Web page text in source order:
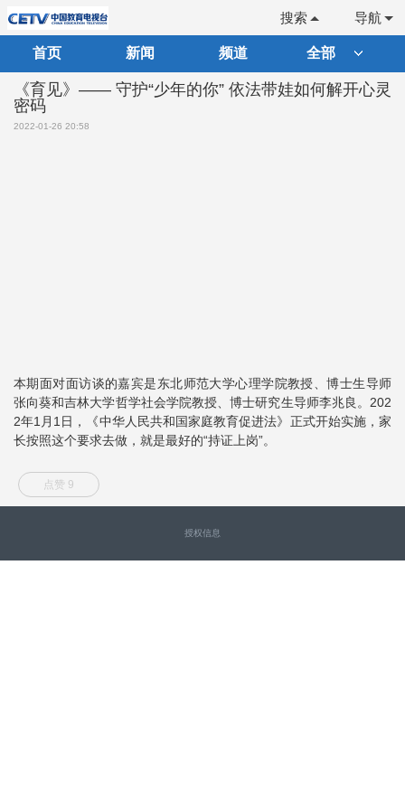
导航
搜索
首页 新闻 频道 全部
《育见》—— 守护“少年的你” 依法带娃如何解开心灵
密码
2022-01-26 20:58
本期面对面访谈的嘉宾是东北师范大学心理学院教授、博士生导师
张向葵和吉林大学哲学社会学院教授、博士研究生导师李兆良。202
2年1月1日，《中华人民共和国家庭教育促进法》正式开始实施，家
长按照这个要求去做，就是最好的“持证上岗”。
点赞 9
授权信息